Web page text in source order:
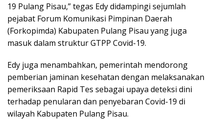
19 Pulang Pisau,” tegas Edy didampingi sejumlah
pejabat Forum Komunikasi Pimpinan Daerah
(Forkopimda) Kabupaten Pulang Pisau yang juga
masuk dalam struktur GTPP Covid-19.
Edy juga menambahkan, pemerintah mendorong
pemberian jaminan kesehatan dengan melaksanakan
pemeriksaan Rapid Tes sebagai upaya deteksi dini
terhadap penularan dan penyebaran Covid-19 di
wilayah Kabupaten Pulang Pisau.